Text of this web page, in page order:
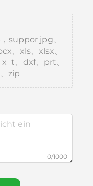
suppor jpg、
、xls、xlsx、
、dxf、prt、
zip
0/1000